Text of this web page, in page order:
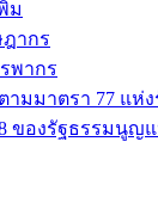
ม
ากร
พากร
มมาตรา 77 แห่
ของรัฐธรรมนูญ